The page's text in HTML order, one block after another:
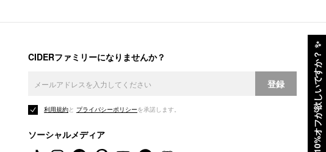
10%オフが欲しいですか？
✨
CIDERファミリーになりませんか？
登録
利用規約と プライバシーポリシーを承諾します。
ソーシャルメディア